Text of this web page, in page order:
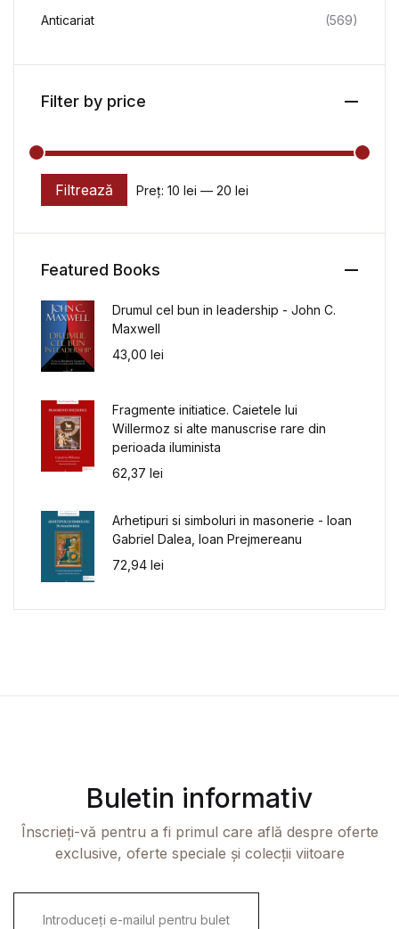
Anticariat (569)
Filter by price
Preț minim
Preț maxim
Filtrează Preț: 10 lei — 20 lei
Featured Books
Drumul cel bun in leadership - John C.
Maxwell
43,00 lei
Fragmente initiatice. Caietele lui
Willermoz si alte manuscrise rare din
perioada iluminista
62,37 lei
Arhetipuri si simboluri in masonerie - Ioan
Gabriel Dalea, Ioan Prejmereanu
72,94 lei
Buletin informativ
Înscrieți-vă pentru a fi primul care află despre oferte
exclusive, oferte speciale și colecții viitoare